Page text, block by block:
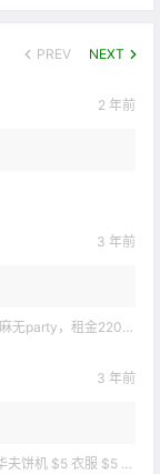
PREV NEXT
2 年前
3 年前
电有意短信联系2508858496
3 年前
滑雪手套 $10 宜家衣物收纳 .